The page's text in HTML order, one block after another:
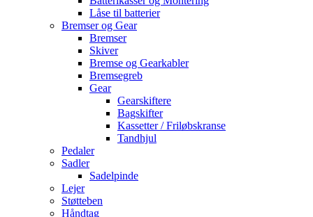
Låse til batterier
Bremser og Gear
Bremser
Skiver
Bremse og Gearkabler
Bremsegreb
Gear
Gearskiftere
Bagskifter
Kassetter / Friløbskranse
Tandhjul
Pedaler
Sadler
Sadelpinde
Lejer
Støtteben
Håndtag